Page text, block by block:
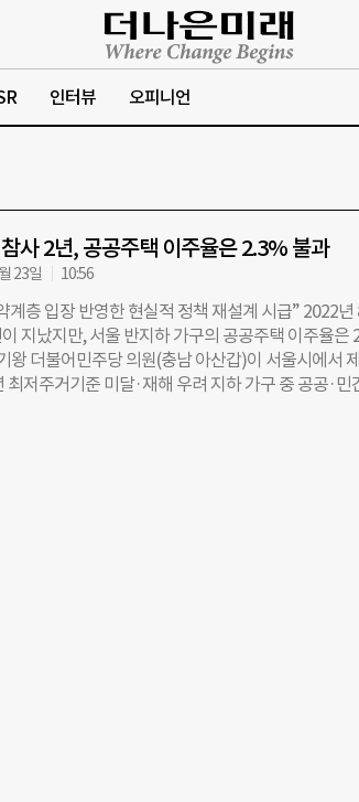
인터뷰 오피니언
사 2년, 공공주택 이주율은 2.3% 불과
23일 10:56
계층 입장 반영한 현실적 정책 재설계 시급” 2022년
지났지만, 서울 반지하 가구의 공공주택 이주율은
왕 더불어민주당 의원(충남 아산갑)이 서울시에서
최저주거기준 미달·재해 우려 지하 가구 중 공공·